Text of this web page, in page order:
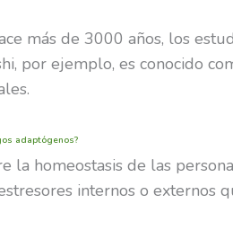
más de 3000 años, los
por ejemplo, es conocido
adaptógenos?
la homeostasis de las
internos o externos